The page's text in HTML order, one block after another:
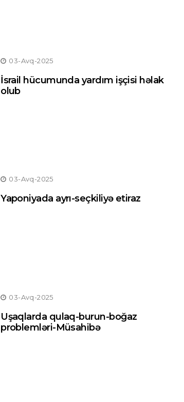
03-Avq-2025
İsrail hücumunda yardım işçisi həlak
olub
03-Avq-2025
Yaponiyada ayrı-seçkiliyə etiraz
03-Avq-2025
Uşaqlarda qulaq-burun-boğaz
problemləri-Müsahibə